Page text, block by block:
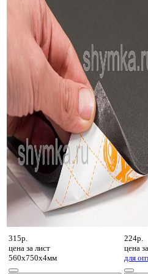
315р.
цена за лист
560х750х4мм
224р.
цена за
для